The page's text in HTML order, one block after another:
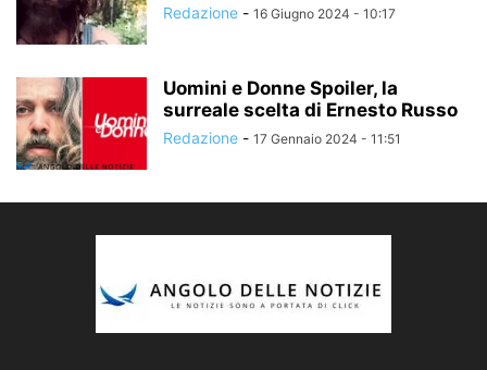
Redazione - 16 Giugno 2024 - 10:17
Uomini e Donne Spoiler, la
surreale scelta di Ernesto Russo
Redazione - 17 Gennaio 2024 - 11:51